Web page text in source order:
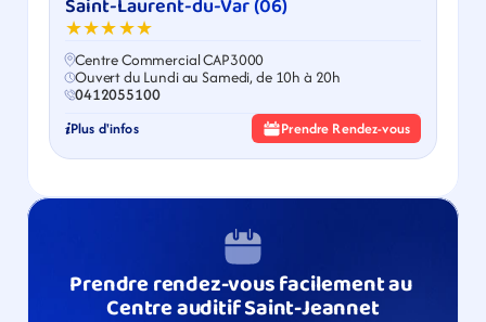
Saint-Laurent-du-Var (06)
★★★★★
Centre Commercial CAP3000
Ouvert du Lundi au Samedi, de 10h à 20h
0412055100
Plus d'infos Prendre Rendez-vous
Prendre rendez-vous facilement au
Centre auditif Saint-Jeannet